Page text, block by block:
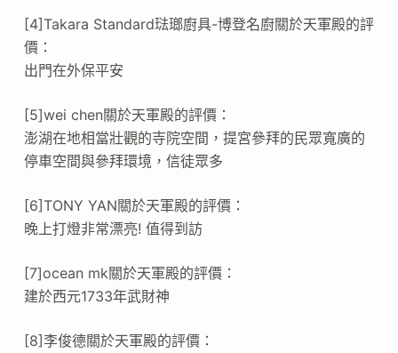
[4]Takara Standard琺瑯廚具-博登名廚關於天軍殿的評
價：
出門在外保平安
[5]wei chen關於天軍殿的評價：
澎湖在地相當壯觀的寺院空間，提宮參拜的民眾寬廣的
停車空間與參拜環境，信徒眾多
[6]TONY YAN關於天軍殿的評價：
晚上打燈非常漂亮! 值得到訪
[7]ocean mk關於天軍殿的評價：
建於西元1733年武財神
[8]李俊德關於天軍殿的評價：